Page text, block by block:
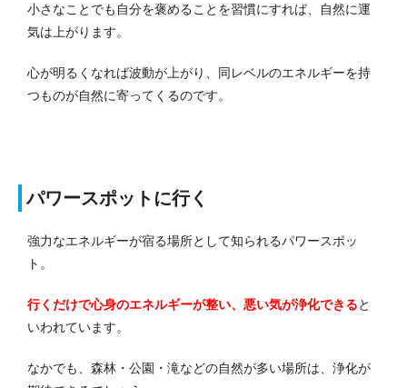
小さなことでも自分を褒めることを習慣にすれば、自然に運
気は上がります。
心が明るくなれば波動が上がり、同レベルのエネルギーを持
つものが自然に寄ってくるのです。
パワースポットに行く
強力なエネルギーが宿る場所として知られるパワースポッ
ト。
行くだけで心身のエネルギーが整い、悪い気が浄化できると
いわれています。
なかでも、森林・公園・滝などの自然が多い場所は、浄化が